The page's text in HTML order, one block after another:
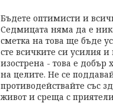
Бъдете оптимисти и
Седмицата няма да е
сметка на това ще бъде
сте всичките си усилия
изострена - това е добър
на целите. Не се
противодействайте със
живот и среща с